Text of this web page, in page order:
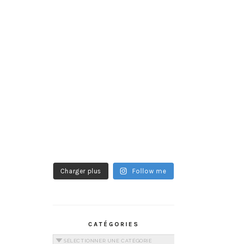
Charger plus Follow me
CATÉGORIES
Catégories